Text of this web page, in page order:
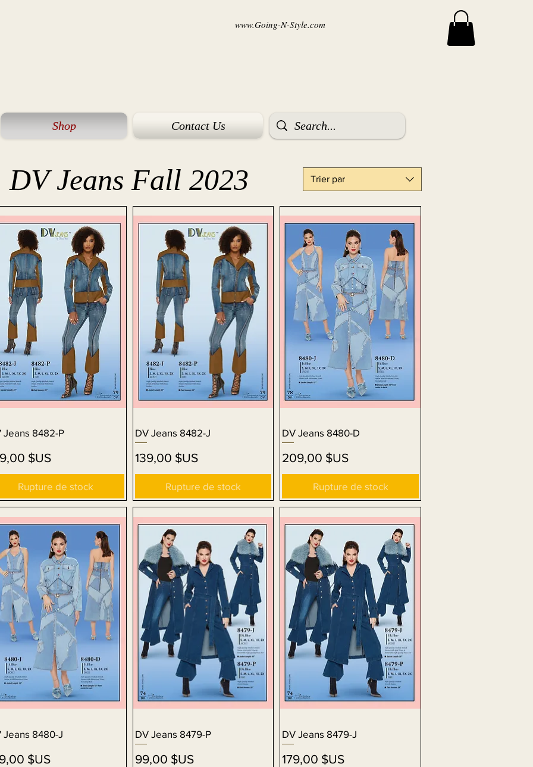
www.Going-N-Style.com
Shop Contact Us
Trier par
Aperçu rapide
Jeans 8482-P
$US
Rupture de stock
Aperçu rapide
DV Jeans 8482-J
Prix
139,00 $US
Rupture de stock
Aperçu rapide
DV Jeans 8480-D
Prix
209,00 $US
Rupture de stock
Aperçu rapide
Jeans 8480-J
$US
Aperçu rapide
DV Jeans 8479-P
Prix
99,00 $US
Aperçu rapide
DV Jeans 8479-J
Prix
179,00 $US
DV Jeans Fall 2023